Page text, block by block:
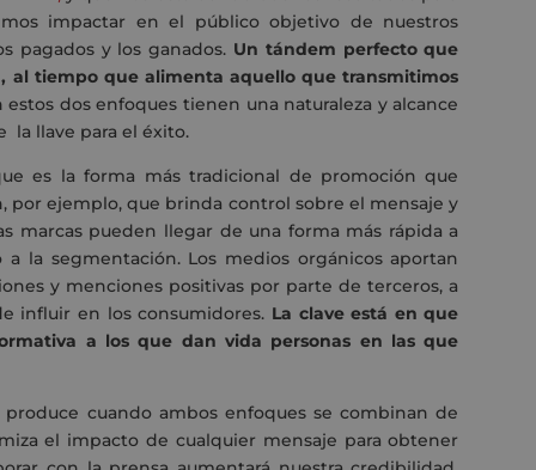
impactar en el público objetivo de nuestros
pagados y los ganados. Un tándem perfecto que
al tiempo que alimenta aquello que transmitimos
estos dos enfoques tienen una naturaleza y alcance
la llave para el éxito.
es la forma más tradicional de promoción que
por ejemplo, que brinda control sobre el mensaje y
marcas pueden llegar de una forma más rápida a
la segmentación. Los medios orgánicos aportan
y menciones positivas por parte de terceros, a
influir en los consumidores. La clave está en que
a los que dan vida personas en las que
cuando ambos enfoques se combinan de
el impacto de cualquier mensaje para obtener